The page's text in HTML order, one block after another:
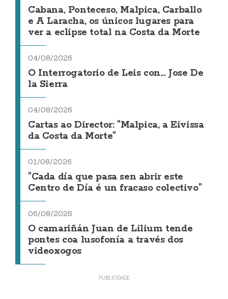
Cabana, Ponteceso, Malpica, Carballo
e A Laracha, os únicos lugares para
ver a eclipse total na Costa da Morte
04/08/2026
O Interrogatorio de Leis con... Jose De
la Sierra
04/08/2026
Cartas ao Director: "Malpica, a Eivissa
da Costa da Morte"
01/08/2026
"Cada día que pasa sen abrir este
Centro de Día é un fracaso colectivo"
06/08/2026
O camariñán Juan de Lilium tende
pontes coa lusofonía a través dos
videoxogos